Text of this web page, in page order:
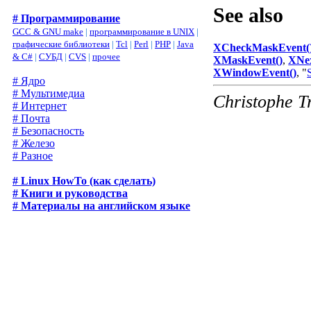
# Программирование
GCC & GNU make | программирование в UNIX |
графические библиотеки | Tcl | Perl | PHP | Java
& C# | СУБД | CVS | прочее
# Ядро
# Мультимедиа
# Интернет
# Почта
# Безопасность
# Железо
# Разное
# Linux HowTo (как сделать)
# Книги и руководства
# Материалы на английском языке
See also
XMaskEvent(),
XWindowEvent(), "
Christophe